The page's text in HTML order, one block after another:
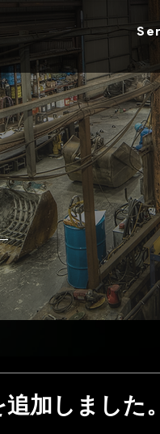
加しました。